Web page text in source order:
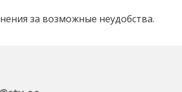
за возможные неудобства.